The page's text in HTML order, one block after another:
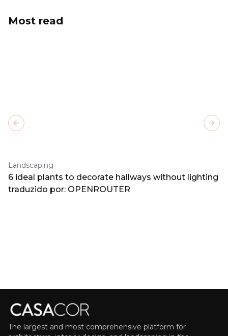
Most read
Landscaping
6 ideal plants to decorate hallways without lighting
traduzido por: OPENROUTER
Previous slide
The largest and most comprehensive platform for